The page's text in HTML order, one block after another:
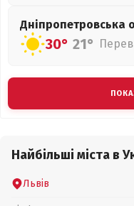
Дніпропетровська
30° 21°
Найбільші міста в
Львів